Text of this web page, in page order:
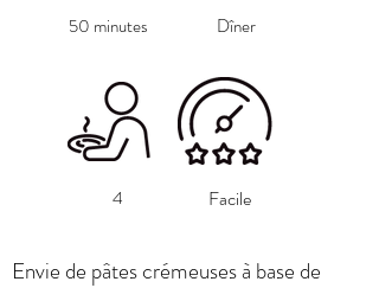
50 minutes Dîner
4 Facile
Envie de pâtes crémeuses à base de